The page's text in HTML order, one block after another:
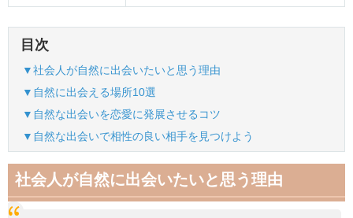
目次
▼社会人が自然に出会いたいと思う理由
▼自然に出会える場所10選
▼自然な出会いを恋愛に発展させるコツ
▼自然な出会いで相性の良い相手を見つけよう
社会人が自然に出会いたいと思う理由